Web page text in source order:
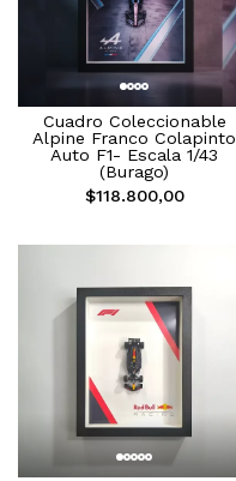
Cuadro Coleccionable
Alpine Franco Colapinto
Auto F1- Escala 1/43
(Burago)
$118.800,00